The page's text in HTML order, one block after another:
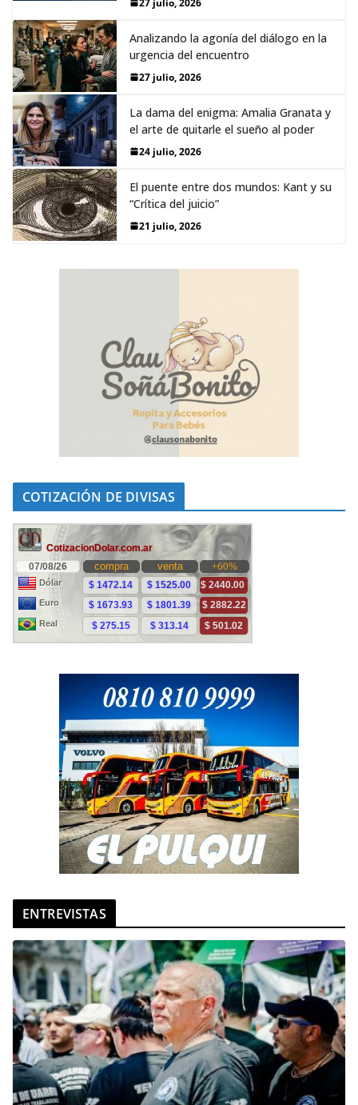
27 julio, 2026
Analizando la agonía del diálogo en la
urgencia del encuentro
27 julio, 2026
La dama del enigma: Amalia Granata y
el arte de quitarle el sueño al poder
24 julio, 2026
El puente entre dos mundos: Kant y su
“Crítica del juicio”
21 julio, 2026
COTIZACIÓN DE DIVISAS
ENTREVISTAS